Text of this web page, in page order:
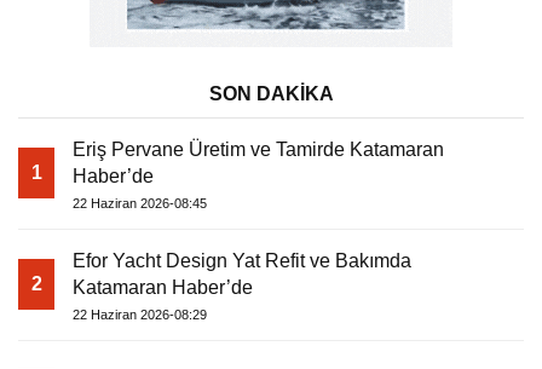
SON DAKİKA
1
Eriş Pervane Üretim ve Tamirde Katamaran
Haber’de
22 Haziran 2026-08:45
2
Efor Yacht Design Yat Refit ve Bakımda
Katamaran Haber’de
22 Haziran 2026-08:29